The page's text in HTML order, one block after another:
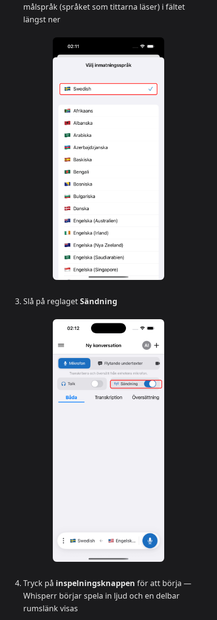
målspråk (språket som tittarna läser) i fältet
längst ner
Slå på reglagetSändning
Tryck på inspelningsknappen för att börja —
Whisperr börjar spela in ljud och en delbar
rumslänk visas